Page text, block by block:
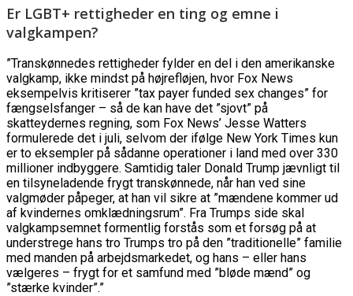
Er LGBT+ rettigheder en ting og emne i
valgkampen?
”Transkønnedes rettigheder fylder en del i den amerikanske
valgkamp, ikke mindst på højrefløjen, hvor Fox News
eksempelvis kritiserer ”tax payer funded sex changes” for
fængselsfanger – så de kan have det ”sjovt” på
skatteydernes regning, som Fox News’ Jesse Watters
formulerede det i juli, selvom der ifølge New York Times kun
er to eksempler på sådanne operationer i land med over 330
millioner indbyggere. Samtidig taler Donald Trump jævnligt til
en tilsyneladende frygt transkønnede, når han ved sine
valgmøder påpeger, at han vil sikre at ”mændene kommer ud
af kvindernes omklædningsrum”. Fra Trumps side skal
valgkampsemnet formentlig forstås som et forsøg på at
understrege hans tro Trumps tro på den ”traditionelle” familie
med manden på arbejdsmarkedet, og hans – eller hans
vælgeres – frygt for et samfund med ”bløde mænd” og
”stærke kvinder”.”